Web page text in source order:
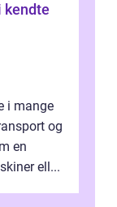
i mange
og
en
ell...